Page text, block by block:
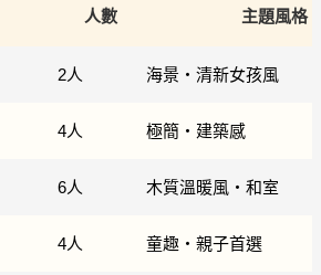
人數 主題風格
2人 海景・清新女孩風
4人 極簡・建築感
6人 木質溫暖風・和室
4人 童趣・親子首選